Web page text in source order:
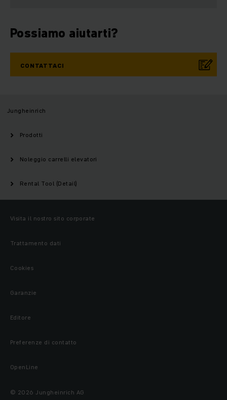
Possiamo aiutarti?
CONTATTACI
Jungheinrich
Prodotti
Noleggio carrelli elevatori
Rental Tool (Detail)
Visita il nostro sito corporate
Trattamento dati
Cookies
Garanzie
Editore
Preferenze di contatto
OpenLine
© 2026 Jungheinrich AG